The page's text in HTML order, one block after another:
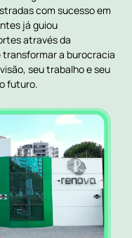
com sucesso em
já guiou
através da
transformar a burocracia
seu trabalho e seu
futuro.